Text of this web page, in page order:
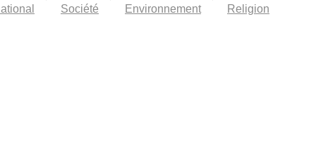
Société Environnement Religion